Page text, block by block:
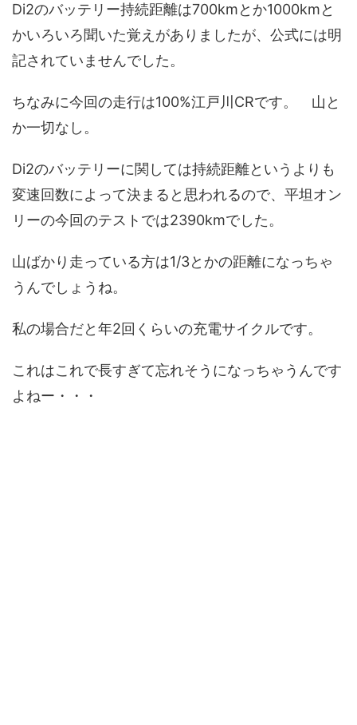
Di2のバッテリー持続距離は700kmとか1000kmと
かいろいろ聞いた覚えがありましたが、公式には明
記されていませんでした。
ちなみに今回の走行は100%江戸川CRです。 山と
か一切なし。
Di2のバッテリーに関しては持続距離というよりも
変速回数によって決まると思われるので、平坦オン
リーの今回のテストでは2390kmでした。
山ばかり走っている方は1/3とかの距離になっちゃ
うんでしょうね。
私の場合だと年2回くらいの充電サイクルです。
これはこれで長すぎて忘れそうになっちゃうんです
よねー・・・